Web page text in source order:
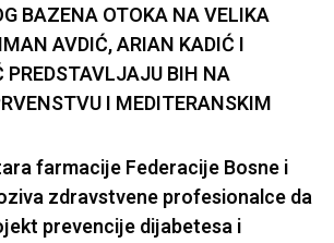
BAZENA OTOKA NA VELIKA
AVDIĆ, ARIAN KADIĆ I
PREDSTAVLJAJU BIH NA
I MEDITERANSKIM
farmacije Federacije Bosne i
zdravstvene profesionalce da
prevencije dijabetesa i